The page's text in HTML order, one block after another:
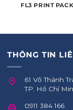
FL3 PRINT
THÔNG TIN
61 Võ Thành
TP. Hồ Chí
0911 384 166